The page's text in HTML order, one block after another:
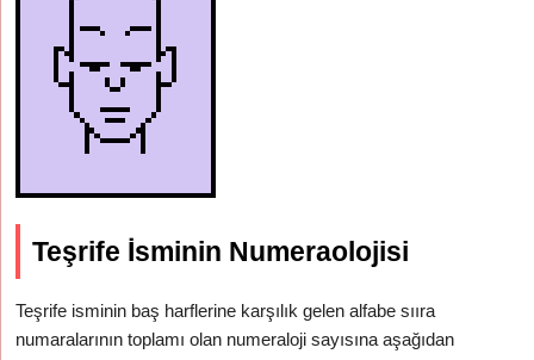
Teşrife İsminin Numeraolojisi
Teşrife isminin baş harflerine karşılık gelen alfabe sııra
numaralarının toplamı olan numeraloji sayısına aşağıdan